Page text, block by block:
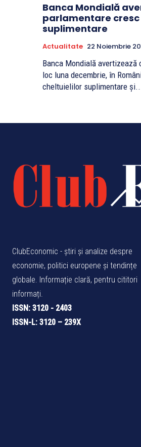
Banca Mondială
parlamentare
suplimentare
Actualitate 22 Noiembrie
Banca Mondială avertizează
loc luna decembrie, în
cheltuielilor suplimentare
ClubEconomic - știri și analize despre
economie, politici europene și tendințe
globale. Informație clară, pentru cititori
informați.
ISSN: 3120 - 2403
ISSN-L: 3120 – 239X